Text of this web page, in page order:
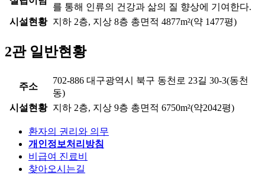
를 통해 인류의 건강과 삶의 질 향상에 기여한다.
시설현황 지하 2층, 지상 8층 총면적 4877m²(약 1477평)
2관 일반현황
주소
702-886 대구광역시 북구 동천로 23길 30-3(동천
동)
시설현황 지하 2층, 지상 9층 총면적 6750m²(약2042평)
환자의 권리와 의무
개인정보처리방침
비급여 진료비
찾아오시는길